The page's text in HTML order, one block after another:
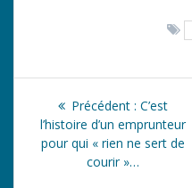
Navigation
de
l’article
Précédent : Article
précédent
:
C’est
l’histoire d’un emprunteur
pour qui « rien ne sert de
courir »…